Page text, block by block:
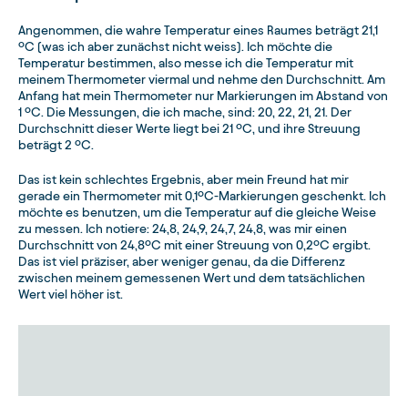
Angenommen, die wahre Temperatur eines Raumes beträgt 21,1
ºC (was ich aber zunächst nicht weiss). Ich möchte die
Temperatur bestimmen, also messe ich die Temperatur mit
meinem Thermometer viermal und nehme den Durchschnitt. Am
Anfang hat mein Thermometer nur Markierungen im Abstand von
1 ºC. Die Messungen, die ich mache, sind: 20, 22, 21, 21. Der
Durchschnitt dieser Werte liegt bei 21 ºC, und ihre Streuung
beträgt 2 ºC.
Das ist kein schlechtes Ergebnis, aber mein Freund hat mir
gerade ein Thermometer mit 0,1ºC-Markierungen geschenkt. Ich
möchte es benutzen, um die Temperatur auf die gleiche Weise
zu messen. Ich notiere: 24,8, 24,9, 24,7, 24,8, was mir einen
Durchschnitt von 24,8ºC mit einer Streuung von 0,2ºC ergibt.
Das ist viel präziser, aber weniger genau, da die Differenz
zwischen meinem gemessenen Wert und dem tatsächlichen
Wert viel höher ist.